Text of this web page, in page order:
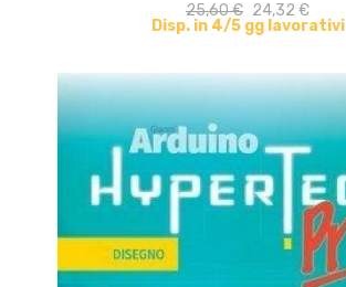
25,60 € 24,32 €
Disp. in 4/5 gg lavorativi